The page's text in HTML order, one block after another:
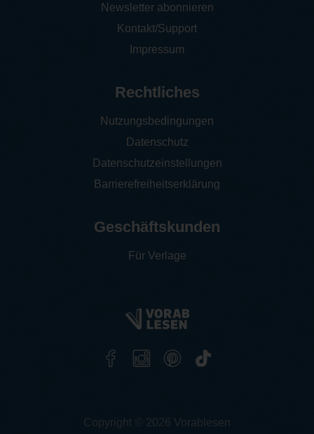
Newsletter abonnieren
Kontakt/Support
Impressum
Rechtliches
Nutzungsbedingungen
Datenschutz
Datenschutzeinstellungen
Barrierefreiheitserklärung
Geschäftskunden
Für Verlage
Copyright © 2026 Vorablesen